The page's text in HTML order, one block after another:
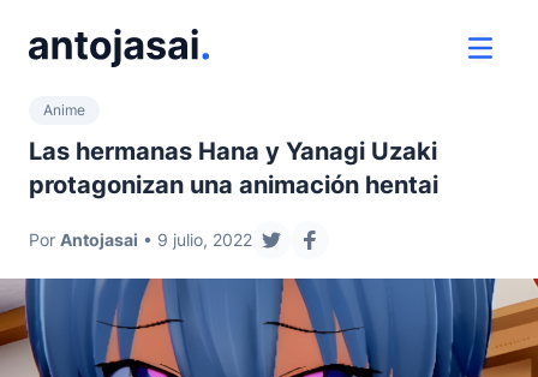
ver
Anime
Las hermanas Hana y Yanagi Uzaki
protagonizan una animación hentai
Por Antojasai • 9 julio, 2022
compartir en twitter
compartir en facebook